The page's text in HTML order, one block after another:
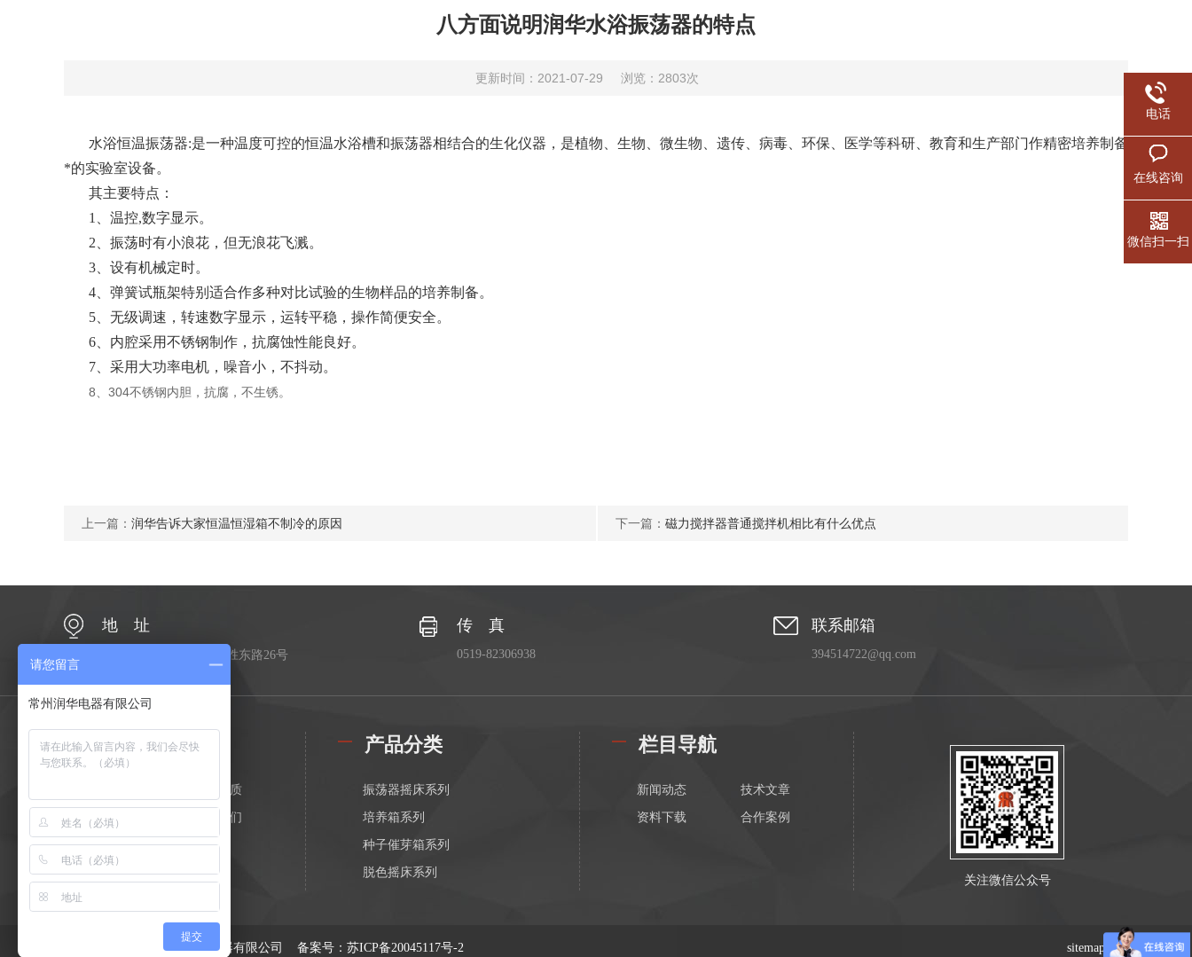
八方面说明润华水浴振荡器的特点
更新时间：2021-07-29 浏览：2803次
水浴恒温振荡器:是一种温度可控的恒温水浴槽和振荡器相结合的生化仪器，是植物、生物、微生物、遗传、病毒、环保、医学等科研、教育和生产部门作精密培养制备
*的实验室设备。
其主要特点：
1、温控,数字显示。
2、振荡时有小浪花，但无浪花飞溅。
3、设有机械定时。
4、弹簧试瓶架特别适合作多种对比试验的生物样品的培养制备。
5、无级调速，转速数字显示，运转平稳，操作简便安全。
6、内腔采用不锈钢制作，抗腐蚀性能良好。
7、采用大功率电机，噪音小，不抖动。
8、304不锈钢内胆，抗腐，不生锈。
上一篇： 润华告诉大家恒温恒湿箱不制冷的原因 下一篇： 磁力搅拌器普通搅拌机相比有什么优点
地 址
江苏省常州市金坛区金胜东路26号
传 真
0519-82306938
联系邮箱
394514722@qq.com
公司简介
荣誉资质
在线留言 联系我们
产品分类
振荡器摇床系列
培养箱系列
种子催芽箱系列
脱色摇床系列
栏目导航
新闻动态 技术文章
资料下载 合作案例
关注微信公众号
版权所有 © 2026 常州润华电器有限公司 备案号：苏ICP备20045117号-2 sitemap.xml
电话
在线咨询
微信扫一扫
请您留言
常州润华电器有限公司
提交